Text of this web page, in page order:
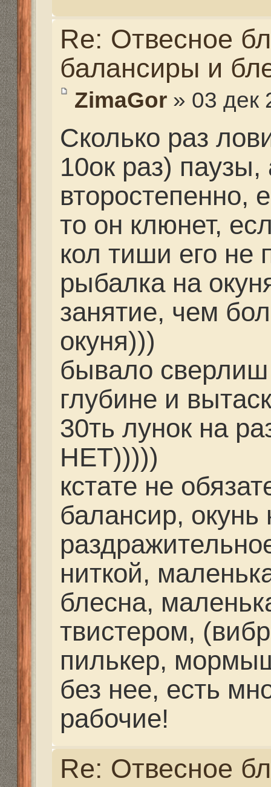
пупках, (не ямах)
нашего цимлянского
зимой в отвес на
объяснить снасть,
блесна,
ловит)))) выше,
петля в которую
намотанной на нем
скользящий по ней,
сантиметров 30ть,
нижнюю приманку так
петле, он является
вместо петли можно
основную леску с
выше нижней
заинтересует могу
Re: Отвесное
балансиры и блесна.
Ded» 04 дек 2013, 06:48
КОНЕЧНО
ВОЛГУ БУДЕМ
ПРИНЦИПЕ У НАС
ВСЕ СНАСТИ
НОВОЕ
ПЛОХО.
Re: Отвесное
балансиры и блесна.
ZimaGor » 04 дек 2013,
Ded писал(а):
КОНЕЧНО
ВОЛГУ БУДЕМ